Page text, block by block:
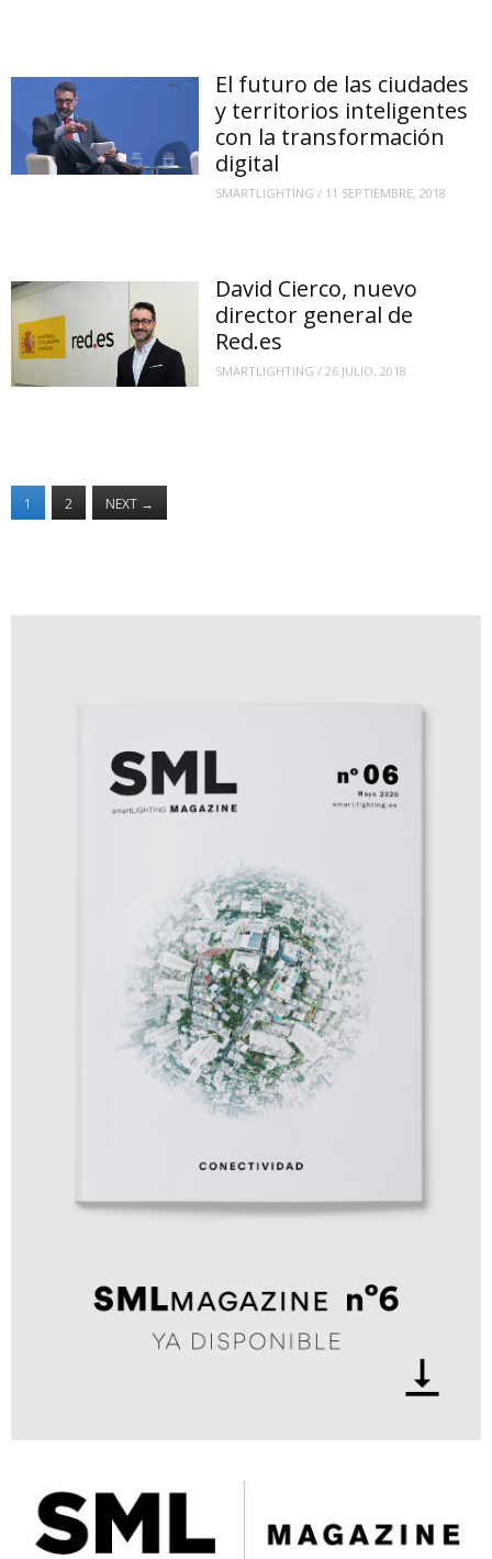
El futuro de las ciudades
y territorios inteligentes
con la transformación
digital
SMARTLIGHTING / 11 SEPTIEMBRE, 2018
David Cierco, nuevo
director general de
Red.es
SMARTLIGHTING /26 JULIO, 2018
1 2 NEXT →